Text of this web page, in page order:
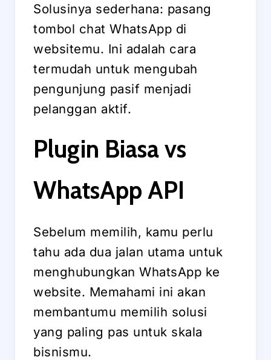
Solusinya sederhana: pasang
tombol chat WhatsApp di
websitemu. Ini adalah cara
termudah untuk mengubah
pengunjung pasif menjadi
pelanggan aktif.
Plugin Biasa vs
WhatsApp API
Sebelum memilih, kamu perlu
tahu ada dua jalan utama untuk
menghubungkan WhatsApp ke
website. Memahami ini akan
membantumu memilih solusi
yang paling pas untuk skala
bisnismu.